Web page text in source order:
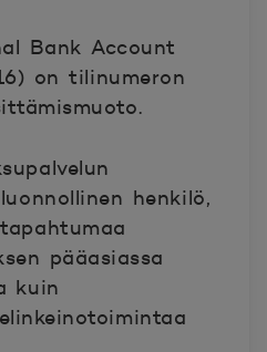
Bank Account
on tilinumeron
henkilö,
pääasiassa
kuin